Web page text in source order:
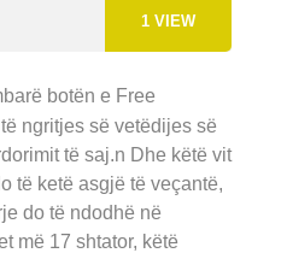
1 VIEW
botën e Free
ngritjes së vetëdijes së
të saj.n Dhe këtë vit
të ketë asgjë të veçantë,
do të ndodhë në
më 17 shtator, këtë